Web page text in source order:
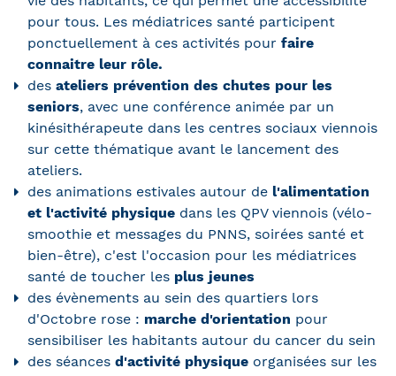
pour tous. Les médiatrices santé participent
ponctuellement à ces activités pour faire
connaitre leur rôle.
des ateliers prévention des chutes pour les
seniors, avec une conférence animée par un
kinésithérapeute dans les centres sociaux viennois
sur cette thématique avant le lancement des
ateliers.
des animations estivales autour de l'alimentation
et l'activité physique dans les QPV viennois (vélo-
smoothie et messages du PNNS, soirées santé et
bien-être), c'est l'occasion pour les médiatrices
santé de toucher les plus jeunes
des évènements au sein des quartiers lors
d'Octobre rose : marche d'orientation pour
sensibiliser les habitants autour du cancer du sein
des séances d'activité physique organisées sur les